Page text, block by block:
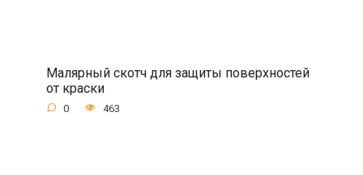
Малярный скотч для защиты поверхностей
от краски
0 463